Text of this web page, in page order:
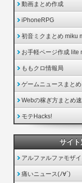
動画まとめ作成
iPhoneRPG
初音ミクまとめ miku
お手軽ページ作成 lite
ももクロ情報局
ゲームニュースまとめ
Webの稼ぎ方まとめ
モテHacks!
サイ
アルファルファモザイ
痛いニュース(ﾉ∀`)